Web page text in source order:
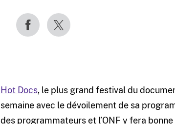
Hot Docs, le plus grand festival du
semaine avec le dévoilement de sa
des programmateurs et l’ONF y fera